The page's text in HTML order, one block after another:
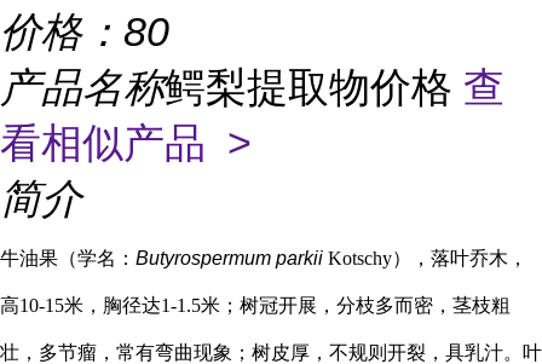
价格： 80
产品名称鳄梨提取物价格 查
看相似产品 >
简介
牛油果（学名： Butyrospermum parkii Kotschy），落叶乔木，
高10-15米，胸径达1-1.5米；树冠开展，分枝多而密，茎枝粗
壮，多节瘤，常有弯曲现象；树皮厚，不规则开裂，具乳汁。叶